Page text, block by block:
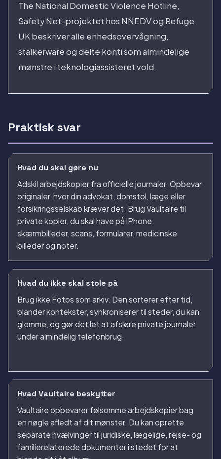
The National Domestic Violence Hotline,
Safety Net-projektet hos NNEDV og Refuge
UK beskriver alle enhedsovervågning,
stalkerware og delte konti som almindelige
mønstre i teknologiassisteret vold.
Praktisk svar
Hvad du skal gøre nu
Adskil arbejdskopier fra officielle journaler. Opbevar
originaler, hvor din advokat, domstol, læge eller
forsikringsselskab kræver det. Brug Vaultaire til
private kopier, du skal have på iPhone:
skærmbilleder, scans, formularer, medicinske
billeder og noter.
Hvad du ikke skal stole på
Brug ikke Fotos som arkiv. Den sorterer efter tid,
blander kontekster, synkroniserer til steder, du kan
glemme, og gør det let at afsløre private journaler
under almindelig telefonbrug.
Hvad Vaultaire beskytter
Vaultaire opbevarer følsomme arbejdskopier bag
en nøgle afledt af dit mønster. Du kan oprette
separate hvælvinger til juridiske, lægelige, rejse- og
familierelaterede dokumenter i stedet for at